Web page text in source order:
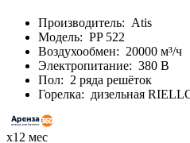
Производитель: Atis
Модель: PP 522
Воздухообмен: 20000 м³/ч
Электропитание: 380 В
Пол: 2 ряда решёток
Горелка: дизельная
х12 мес